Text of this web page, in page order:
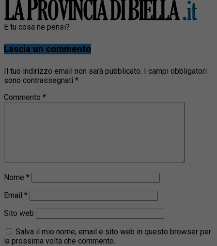
E tu cosa ne pensi?
Lascia un commento
Il tuo indirizzo email non sarà pubblicato. I campi obbligatori
sono contrassegnati *
Commento *
Nome *
Email *
Sito web
Salva il mio nome, email e sito web in questo browser per
la prossima volta che commento.